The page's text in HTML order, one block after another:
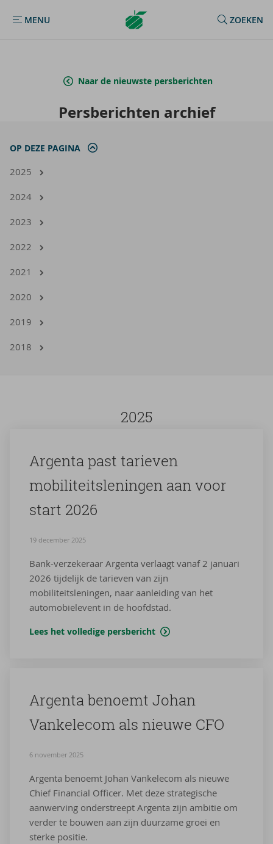
MENU
MENU
Argenta
Homepage
ZOEKEN
Naar de nieuwste persberichten
Pers­be­rich­ten ar­chief
OP DEZE PAGINA
2025
2024
2023
2022
2021
2020
2019
2018
2025
Argenta past ta­rie­ven
mo­bi­li­teits­le­nin­gen aan voor
start 2026
19 december 2025
Bank-verzekeraar Argenta verlaagt vanaf 2 januari
2026 tijdelijk de tarieven van zijn
mobiliteitsleningen, naar aanleiding van het
automobielevent in de hoofdstad.
Lees het volledige persbericht
Argenta be­noemt Johan
Van­ke­le­com als nieu­we CFO
6 november 2025
Argenta benoemt Johan Vankelecom als nieuwe
Chief Financial Officer. Met deze strategische
aanwerving onderstreept Argenta zijn ambitie om
verder te bouwen aan zijn duurzame groei en
sterke positie.